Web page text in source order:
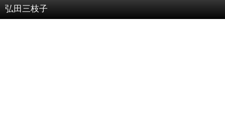
弘田三枝子